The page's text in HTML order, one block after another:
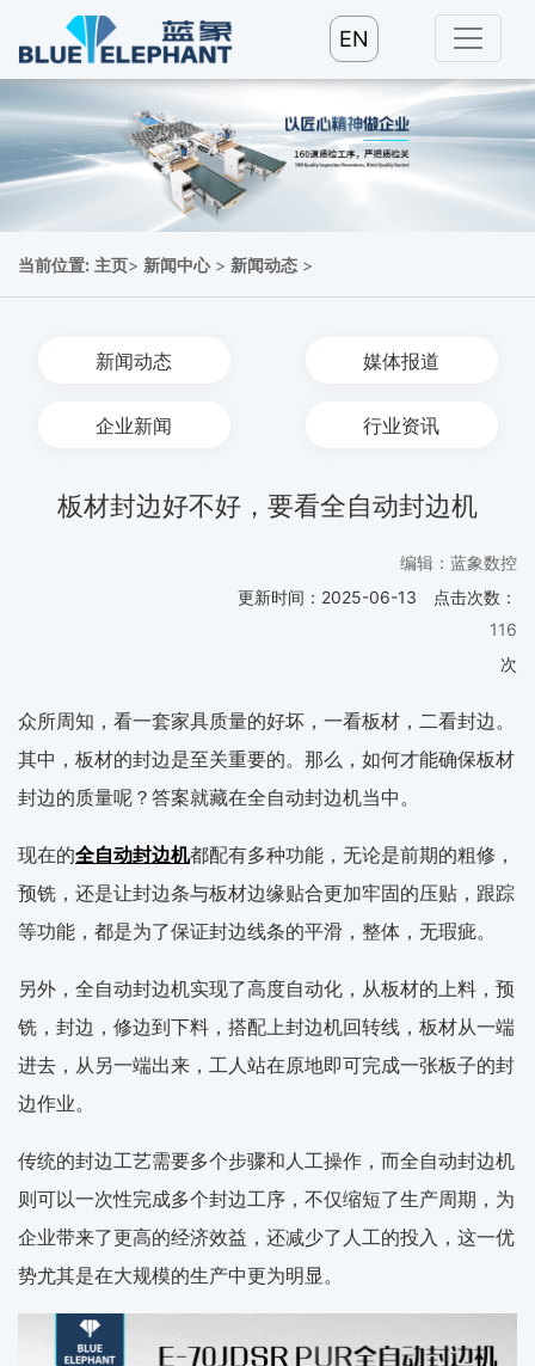
EN
当前位置: 主页> 新闻中心> 新闻动态 >
新闻动态 媒体报道
企业新闻 行业资讯
板材封边好不好，要看全自动封边机
编辑：蓝象数控
更新时间： 2025-06-13
点击次数：
116
次
众所周知，看一套家具质量的好坏，一看板材，二看封边。
其中，板材的封边是至关重要的。那么，如何才能确保板材
封边的质量呢？答案就藏在全自动封边机当中。
现在的全自动封边机都配有多种功能，无论是前期的粗修，
预铣，还是让封边条与板材边缘贴合更加牢固的压贴，跟踪
等功能，都是为了保证封边线条的平滑，整体，无瑕疵。
另外，全自动封边机实现了高度自动化，从板材的上料，预
铣，封边，修边到下料，搭配上封边机回转线，板材从一端
进去，从另一端出来，工人站在原地即可完成一张板子的封
边作业。
传统的封边工艺需要多个步骤和人工操作，而全自动封边机
则可以一次性完成多个封边工序，不仅缩短了生产周期，为
企业带来了更高的经济效益，还减少了人工的投入，这一优
势尤其是在大规模的生产中更为明显。